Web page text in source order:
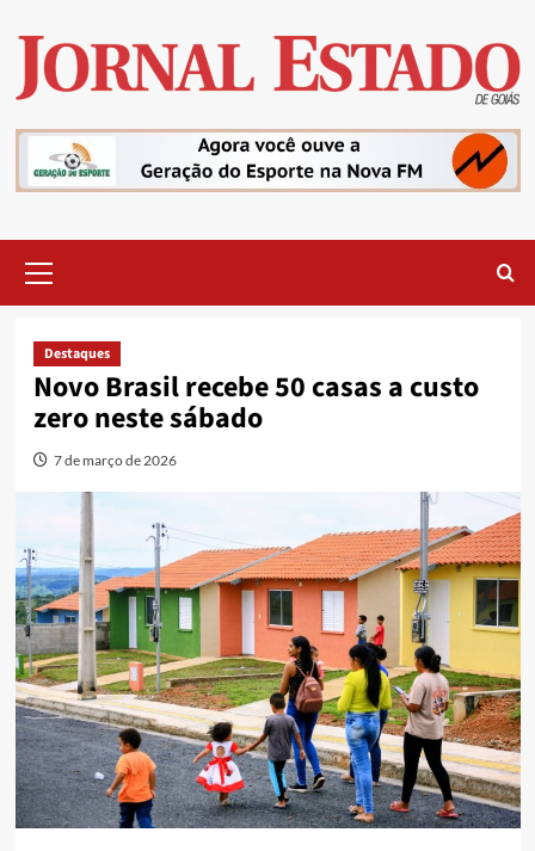
content
Menu
Destaques
Novo Brasil recebe 50 casas a custo
zero neste sábado
7 de março de 2026